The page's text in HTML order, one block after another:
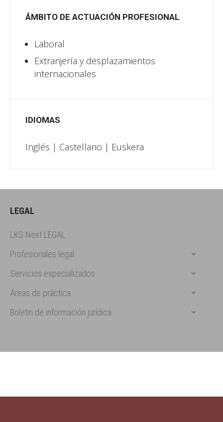
LEGAL
LKS Next LEGAL
Profesionales legal
Servicios especializados
Áreas de práctica
Boletin de información jurídica
ÁMBITO DE ACTUACIÓN PROFESIONAL
Laboral
Extranjería y desplazamientos
internacionales
IDIOMAS
Inglés | Castellano | Euskera